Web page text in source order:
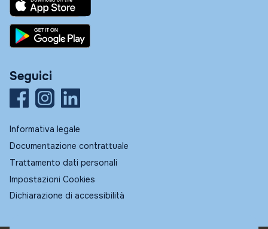
Seguici
Informativa legale
Documentazione contrattuale
Trattamento dati personali
Impostazioni Cookies
Dichiarazione di accessibilità